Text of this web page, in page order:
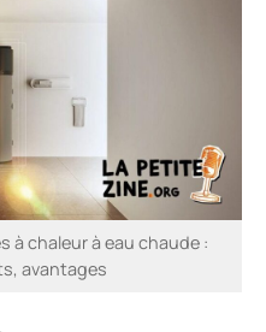
à chaleur à eau chaude :
avantages